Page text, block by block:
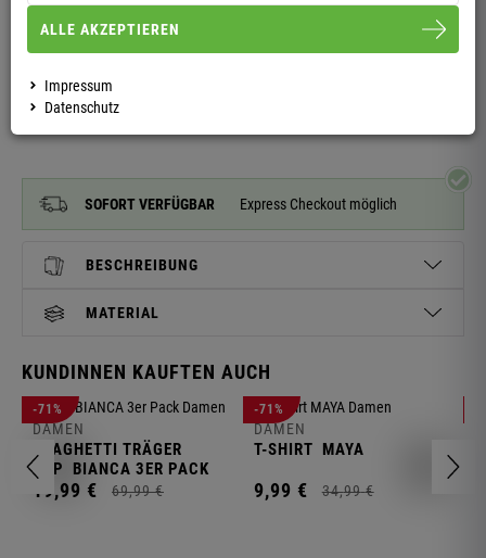
SOFORT VERFÜGBAR Express Checkout möglich
BESCHREIBUNG
MATERIAL
KUNDINNEN KAUFTEN AUCH
-71%
DAMEN
SPAGHETTI TRÄGER
TOP
BIANCA 3ER PACK
19,99 € 69,99 €
-71%
DAMEN
T-SHIRT MAYA
9,99 € 34,99 €
ALLE AKZEPTIEREN
Impressum
Datenschutz